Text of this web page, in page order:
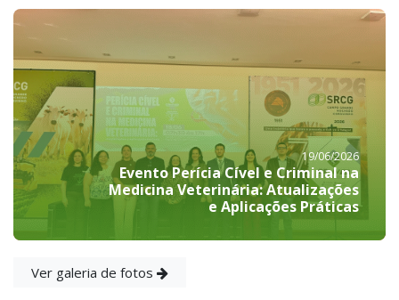
19/06/2026
Evento Perícia Cível e Criminal na
Medicina Veterinária: Atualizações
e Aplicações Práticas
Ver galeria de fotos